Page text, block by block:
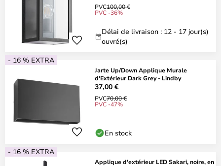
PVC100,00 €
PVC -36%
Délai de livraison : 12 - 17 jour(s)
ouvré(s)
- 16 % EXTRA
Jarte Up/Down Applique Murale
d'Extérieur Dark Grey - Lindby
37,00 €
PVC70,00 €
PVC -47%
En stock
- 16 % EXTRA
Applique d'extérieur LED Sakari, noire, en